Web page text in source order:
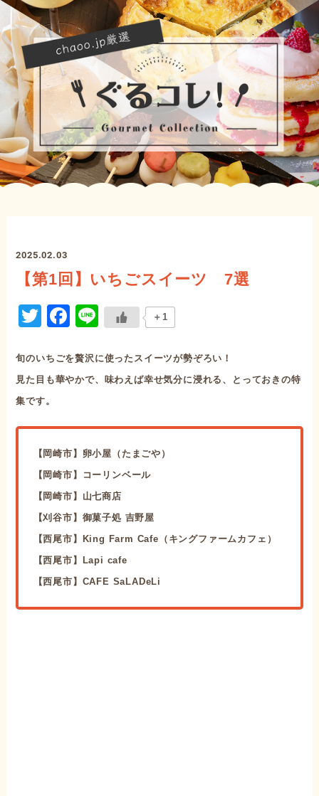
2025.02.03
【第1回】いちごスイーツ 7選
Twitter
Facebook
Line ＋1
旬のいちごを贅沢に使ったスイーツが勢ぞろい！
見た目も華やかで、味わえば幸せ気分に浸れる、とっておきの特
集です。
【岡崎市】卵小屋（たまごや）
【岡崎市】コーリンベール
【岡崎市】山七商店
【刈谷市】御菓子処 吉野屋
【西尾市】King Farm Cafe（キングファームカフェ）
【西尾市】Lapi cafe
【西尾市】CAFE SaLADeLi